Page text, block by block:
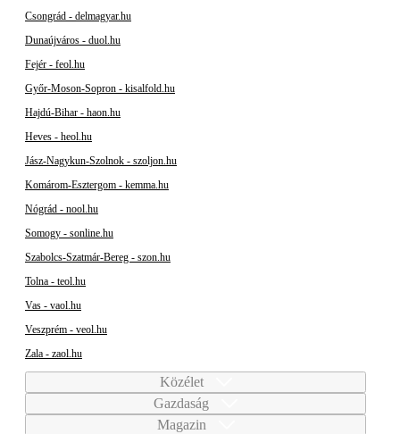
Csongrád - delmagyar.hu
Dunaújváros - duol.hu
Fejér - feol.hu
Győr-Moson-Sopron - kisalfold.hu
Hajdú-Bihar - haon.hu
Heves - heol.hu
Jász-Nagykun-Szolnok - szoljon.hu
Komárom-Esztergom - kemma.hu
Nógrád - nool.hu
Somogy - sonline.hu
Szabolcs-Szatmár-Bereg - szon.hu
Tolna - teol.hu
Vas - vaol.hu
Veszprém - veol.hu
Zala - zaol.hu
Közélet
Gazdaság
Magazin